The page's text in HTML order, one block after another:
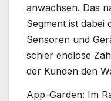
anwachsen. Das
Segment ist dabei
Sensoren und
schier endlose
der Kunden den
App-Garden: Im